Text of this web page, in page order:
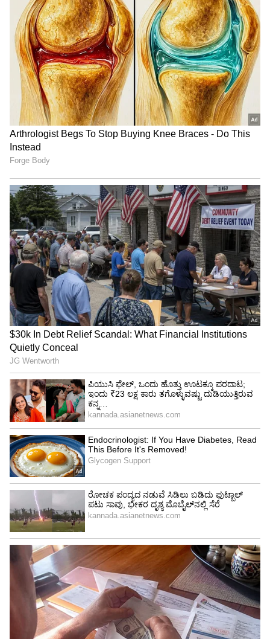
Exclusive Interview:
ಅಯೋಗ್ಯ 2ರಲ್ಲಿ ಗುಣಮಟ್ಟ, ನಗು
ದುಪ್ಪಟ್ಟು: ಸತೀಶ್ ನೀನಾಸಂ
ಸಂದರ್ಶನ
ಶಾಂತಿ ಕ್ರಾಂತಿ ರೀ-ರಿಲೀಸ್,
‘ಮುಧೋಳ್’ ಸಿನಿಮಾ,
ನಿರ್ಮಾಪಕರ ಪ್ರಶ್ನೆ: ವಿಕ್ರಮ್
ರವಿಚಂದ್ರನ್ ಓಪನ್ ಟಾಕ್
Exclusive: ಉಪೇಂದ್ರ ಅವರಿಗೆ
ಈ ಚಿತ್ರದಲ್ಲಿ ನನ್ನ ಆ್ಯಕ್ಷನ್‌ ಇಷ್ಟ
ಆಗಿದೆ: ಪ್ರಿಯಾಂಕ ಉಪೇಂದ್ರ
ಸಂದರ್ಶನ
‘ಕೂಸೇ’ ಎಂದು ಕರೆಯುತ್ತಿದ್ದರು..
‘ನಮ್ಮೂರ ಮಂದಾರ ಹೂವೆ’
ನೆನಪಲ್ಲಿ ನಟಿ ಸುಮನ್ ನಗರ್ಕರ್
LATEST VIDEOS
"ರಾಜಕೀಯ ಬೇಡ, ಸಿನಿಮಾನೇ ಪ್ರಾಣ":
ಕನಕೋತ್ಸವದಲ್ಲಿ ರಿಷಬ್ ಶೆಟ್ಟಿ | Rishab
Shetty speech | Suvarna News
ಶೇ.50 ರಿಂದ ಶೇ.18 ಕ್ಕೆ TAX ಇಳಿಕೆ: ಮೋದಿ-
ಟ್ರಂಪ್ ಐತಿಹಾಸಿಕ ಒಪ್ಪಂದ | India US
Trade Deal | Party Rounds